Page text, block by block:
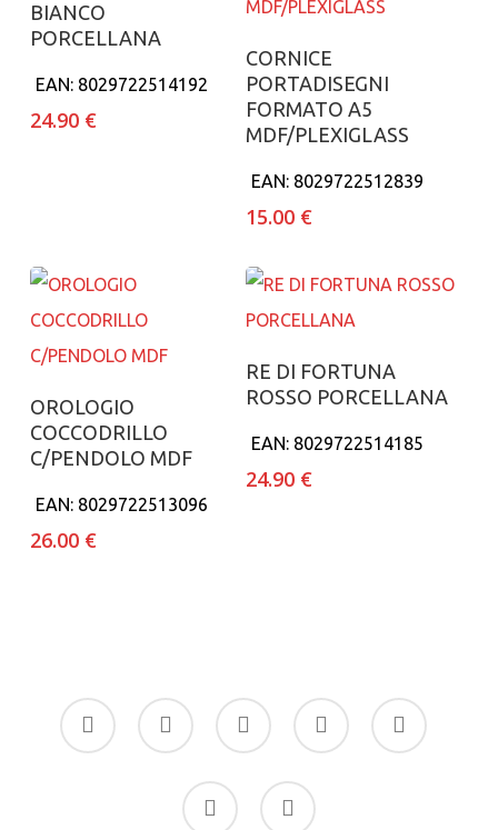
BIANCO
PORCELLANA
EAN: 8029722514192
24.90 €
Aggiungi al carrello
CORNICE
PORTADISEGNI
FORMATO A5
MDF/PLEXIGLASS
EAN: 8029722512839
15.00 €
Aggiungi al carrello
OROLOGIO
COCCODRILLO
C/PENDOLO MDF
EAN: 8029722513096
26.00 €
Aggiungi al carrello
RE DI FORTUNA
ROSSO PORCELLANA
EAN: 8029722514185
24.90 €
facebook
google-
plus
instagram whatsapp tiktok
phone email